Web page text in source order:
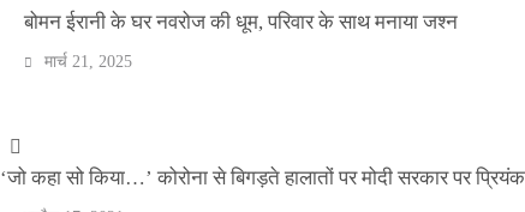
बोमन ईरानी के घर नवरोज की धूम, परिवार के साथ मनाया जश्न
मार्च 21, 2025
वीकेंड कर्फ्यू ने थामी दिल्ली की रफ्तार, नाइट कर्फ्यू
Official Desk
‘जो कहा सो किया…’ कोरोना से बिगड़ते हालातों पर मोदी सरकार पर